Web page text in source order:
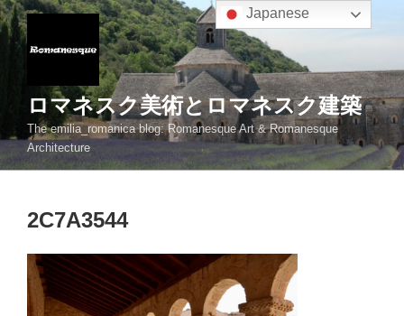
コ
ン
ス
キ
ロマネスク美術とロマネスク建築
The emilia_romanica blog: Romanesque Art & Romanesque
Architecture
2C7A3544
Japanese